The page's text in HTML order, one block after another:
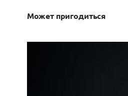
Может пригодиться